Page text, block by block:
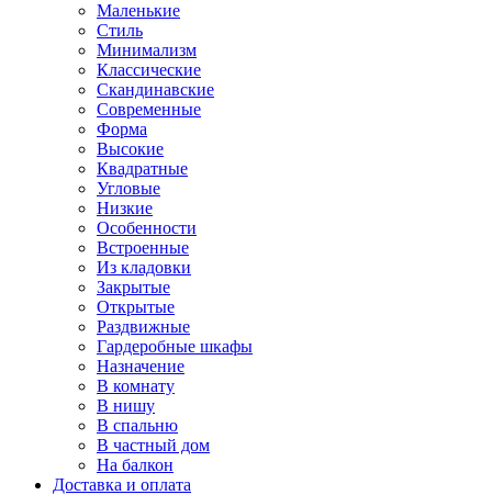
Маленькие
Стиль
Минимализм
Классические
Скандинавские
Современные
Форма
Высокие
Квадратные
Угловые
Низкие
Особенности
Встроенные
Из кладовки
Закрытые
Открытые
Раздвижные
Гардеробные шкафы
Назначение
В комнату
В нишу
В спальню
В частный дом
На балкон
Доставка и оплата